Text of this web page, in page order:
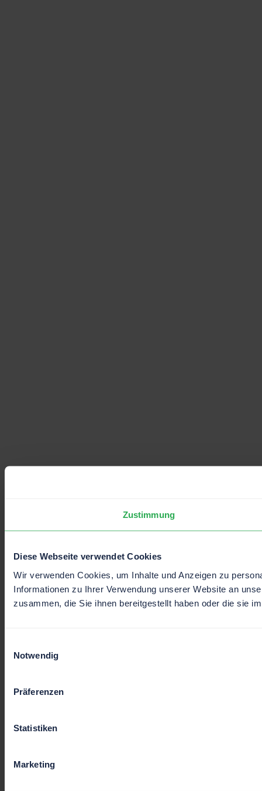
Zustimmung
Diese Webseite verwendet Cookies
Wir verwenden Cookies, um Inhalte und Anzeigen zu
Informationen zu Ihrer Verwendung unserer Website an
zusammen, die Sie ihnen bereitgestellt haben oder die sie
Notwendig
Präferenzen
Statistiken
Marketing